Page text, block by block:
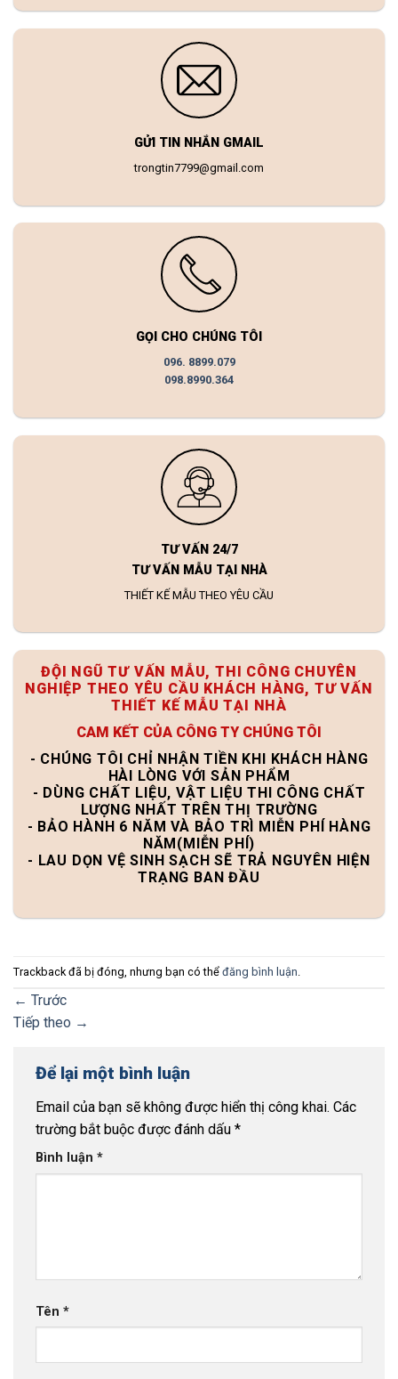
GỬI TIN NHẮN GMAIL
trongtin7799@gmail.com
GỌI CHO CHÚNG TÔI
096. 8899.079
098.8990.364
TƯ VẤN 24/7
TƯ VẤN MẪU TẠI NHÀ
THIẾT KẾ MẪU THEO YÊU CẦU
ĐỘI NGŨ TƯ VẤN MẪU, THI CÔNG CHUYÊN
NGHIỆP THEO YÊU CẦU KHÁCH HÀNG, TƯ VẤN
THIẾT KẾ MẪU TẠI NHÀ
CAM KẾT CỦA CÔNG TY CHÚNG TÔI
- CHÚNG TÔI CHỈ NHẬN TIỀN KHI KHÁCH HÀNG
HÀI LÒNG VỚI SẢN PHẨM
- DÙNG CHẤT LIỆU, VẬT LIỆU THI CÔNG CHẤT
LƯỢNG NHẤT TRÊN THỊ TRƯỜNG
- BẢO HÀNH 6 NĂM VÀ BẢO TRÌ MIỄN PHÍ HÀNG
NĂM(MIỄN PHÍ)
- LAU DỌN VỆ SINH SẠCH SẼ TRẢ NGUYÊN HIỆN
TRẠNG BAN ĐẦU
Trackback đã bị đóng, nhưng bạn có thể đăng bình luận
← Trước
Tiếp theo →
Để lại một bình luận
Email của bạn sẽ không được hiển thị công khai. Các
trường bắt buộc được đánh dấu *
Bình luận *
Tên *